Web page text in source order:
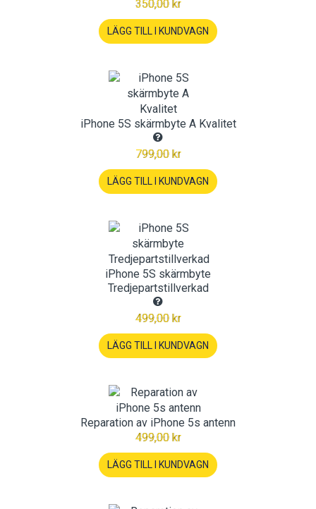
350,00 kr
LÄGG TILL I KUNDVAGN
iPhone 5S skärmbyte A Kvalitet
799,00 kr
LÄGG TILL I KUNDVAGN
iPhone 5S skärmbyte
Tredjepartstillverkad
499,00 kr
LÄGG TILL I KUNDVAGN
Reparation av iPhone 5s antenn
499,00 kr
LÄGG TILL I KUNDVAGN